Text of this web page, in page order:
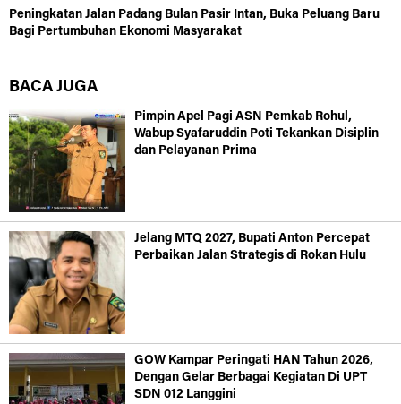
Peningkatan Jalan Padang Bulan Pasir Intan, Buka Peluang Baru
Bagi Pertumbuhan Ekonomi Masyarakat
BACA JUGA
Pimpin Apel Pagi ASN Pemkab Rohul,
Wabup Syafaruddin Poti Tekankan Disiplin
dan Pelayanan Prima
Jelang MTQ 2027, Bupati Anton Percepat
Perbaikan Jalan Strategis di Rokan Hulu
GOW Kampar Peringati HAN Tahun 2026,
Dengan Gelar Berbagai Kegiatan Di UPT
SDN 012 Langgini